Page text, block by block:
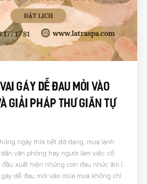
Gáy Dễ Đau Mỏi Vào
Giải Pháp Thư Giãn Tự
ngày thời tiết dở dang, mưa lạnh
văn phòng hay người làm việc cố
xuất hiện những cơn đau nhức âm ỉ.
gáy dễ đau mỏi vào mùa mưa không chỉ